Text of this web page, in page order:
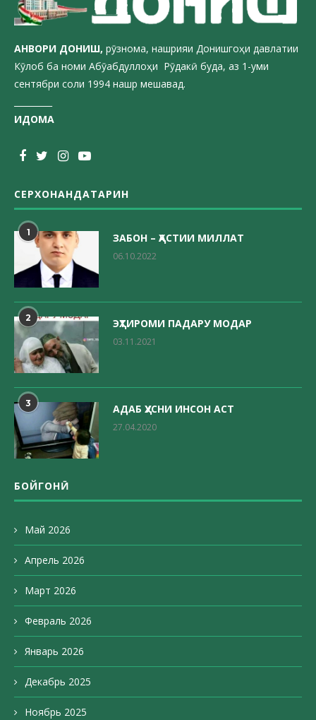
АНВОРИ ДОНИШ, рӯзнома, нашрияи Донишгоҳи давлатии
Кӯлоб ба номи Абӯабдуллоҳи Рӯдакӣ буда, аз 1-уми
сентябри соли 1994 нашр мешавад.
ИДОМА
СЕРХОНАНДАТАРИН
1 ЗАБОН – ҲАСТИИ МИЛЛАТ
06.10.2022
2 ЭҲТИРОМИ ПАДАРУ МОДАР
03.11.2021
3 АДАБ ҲУСНИ ИНСОН АСТ
27.04.2020
БОЙГОНӢ
Май 2026
Апрель 2026
Март 2026
Февраль 2026
Январь 2026
Декабрь 2025
Ноябрь 2025